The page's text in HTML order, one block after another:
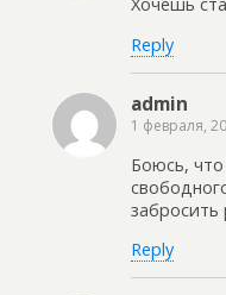
Хочешь
Reply
admin
1 февраля,
Боюсь, что
забросить
Reply